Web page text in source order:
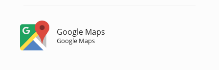
Google Maps
Google Maps